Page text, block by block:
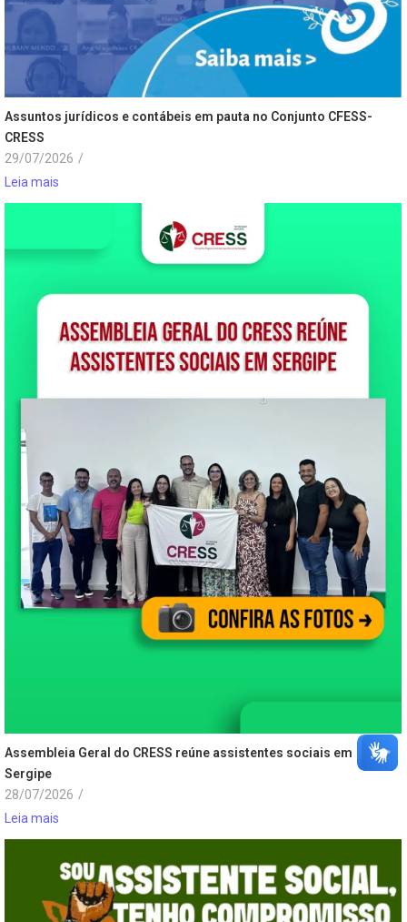
Assuntos jurídicos e contábeis em pauta no Conjunto CFESS-
CRESS
29/07/2026 /
Leia mais
Assembleia Geral do CRESS reúne assistentes sociais em
Sergipe
28/07/2026 /
Leia mais